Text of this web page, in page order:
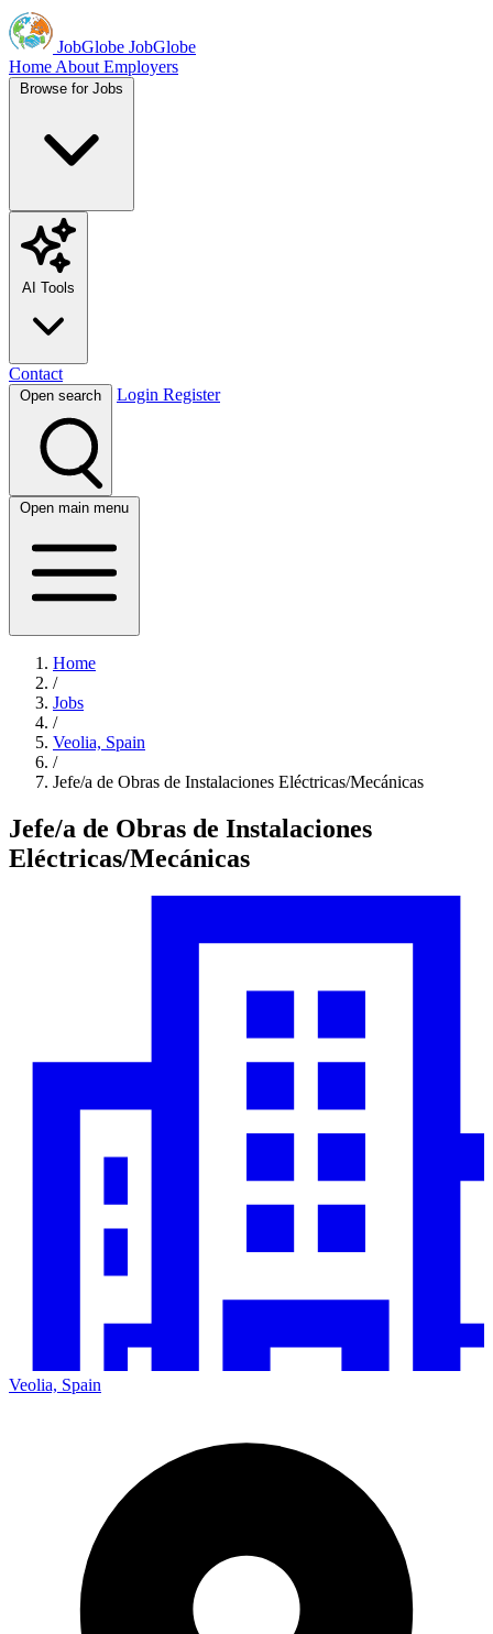
JobGlobe JobGlobe
Home About Employers
Browse for Jobs
AI Tools
Contact
Open search Login Register
Open main menu
Home
/
Jobs
/
Veolia, Spain
/
Jefe/a de Obras de Instalaciones Eléctricas/Mecánicas
Jefe/a de Obras de Instalaciones
Eléctricas/Mecánicas
Veolia, Spain